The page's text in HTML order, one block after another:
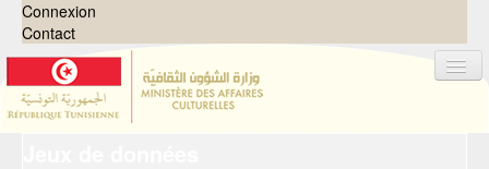
Connexion
Contact